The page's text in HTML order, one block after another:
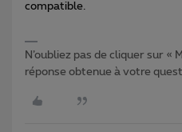
compatible.
N’oubliez pas de cliquer sur «
réponse obtenue à votre